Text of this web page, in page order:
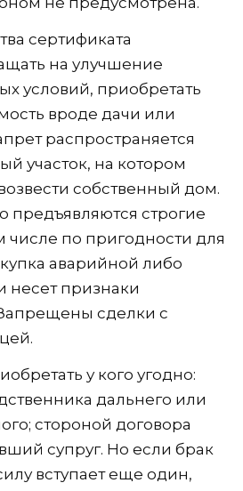
сертификата
на улучшение
условий, приобретать
вроде дачи или
распространяется
участок, на котором
собственный дом.
предъявляются строгие
числе по пригодности для
аварийной либо
несет признаки
сделки с
у кого угодно:
дальнего или
стороной договора
супруг. Но если брак
вступает еще один,